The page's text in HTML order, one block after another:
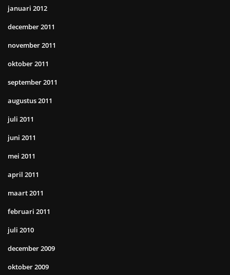
januari 2012
december 2011
november 2011
oktober 2011
september 2011
augustus 2011
juli 2011
juni 2011
mei 2011
april 2011
maart 2011
februari 2011
juli 2010
december 2009
oktober 2009